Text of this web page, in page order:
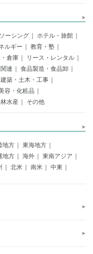
ーシング
ホテル・旅館
ルギー
教育・塾
倉庫
リース・レンタル
連
食品製造・食品卸
建築・土木・工事
容・化粧品
水産 その他
地方
東海地方
地方 海外
東南アジア
北米 南米
中東